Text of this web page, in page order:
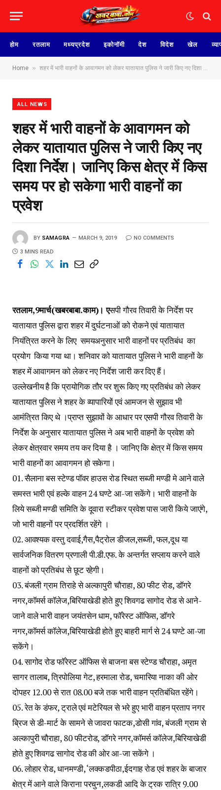
होम रतलाम मध्यप्रदेश इकोनॉमी देश विदेश खेल
Home » शहर में भारी वाहनों के आवागमन को लेकर यातायात पुलिस ने जारी किए नए दिशा निर्देश। जानिए किस क्षेत्र में किस समय पर हो सकेगा भारी वाहनों का प्रवेश
ALL NEWS
शहर में भारी वाहनों के आवागमन को
लेकर यातायात पुलिस ने जारी किए नए
दिशा निर्देश। जानिए किस क्षेत्र में किस
समय पर हो सकेगा भारी वाहनों का
प्रवेश
BY SAMAGRA MARCH 9, 2019 NO COMMENTS
3 MINS READ
रतलाम,9मार्च(खबरबाबा.काम)। एसपी गौरव तिवारी के निर्देश पर
यातायात पुलिस द्वारा शहर में दुर्घटनाओं को रोकने एवं यातायात
नियंत्रित करने के लिए समयअनुसार भारी वाहनों पर प्रतिबंध का
प्रयोग किया गया था। शनिवार को यातायात पुलिस ने भारी वाहनों के
शहर में आवागमन को लेकर नए निर्देश जारी कर दिए हैं।
उल्लेखनीय है कि प्रायोगिक तौर पर शुरू किए गए प्रतिबंध को लेकर
यातायात पुलिस ने शहर के व्यापारियों एवं आमजन से सुझाव भी
आमंत्रित किए थे ।प्राप्त सुझावों के आधार पर एसपी गौरव तिवारी के
निर्देश के अनुसार यातायात पुलिस ने अब भारी वाहनों के प्रवेश को
लेकर क्षेत्रवार समय तय कर दिया है । जानिए कि क्षेत्र में किस समय
भारी वाहनों का आवागमन हो सकेगा।
01. सैलाना बस स्टेण्ड पॉवर हाउस रोड स्थित सब्जी मण्डी मे आने वाले
समस्त भारी एवं हल्के वाहन 24 घण्टे आ-जा सकेंगे। भारी वाहनों के
लिये सब्जी मण्डी समिति के दूवारा स्टीकर प्रवेश पास जारी किये जाएंगे,
जो भारी वाहनों पर प्रदर्शित रहेंगे ।
02. आवश्यक वस्तु दवाई,गैस,पैट्रोल डीजल,सब्जी, फल,दूध या
सार्वजनिक वितरण प्रणाली पी.डी.एफ. के अन्तर्गत सप्लाय करने वाले
वाहनों को प्रतिबंध से छूट रहेगी।
03. बंजली ग्राम तिराहे से अल्कापुरी चौराहा, 80 फीट रोड, डॉगरे
नगर,कॉमर्स कॉलेज,बिरियाखेडी होते हुए शिवगढ सागोद रोड से आने-
जाने वाले भारी वाहन जयंतसेन धाम, फॉरेस्ट ऑफिस, डॉगरे
नगर,कॉमर्स कॉलेज,बिरियाखेडी होते हुए बाहरी मार्ग से 24 घण्टे आ-जा
सकेंगे।
04. सागोद रोड फॉरेस्ट ऑफिस से बाजना बस स्टेण्ड चौराहा, अमृत
सागर तालाब, त्रिपोलिया गेट, हरमाला रोड, चमारिया नाका की ओर
दोपहर 12.00 से रात 08.00 बजे तक भारी वाहन प्रतिबंधित रहेंगे।
05. रेत के डंफर, ट्राले एवं मटेरियल से भरे हुए भारी वाहन प्रताप नगर
ब्रिज से डी-मार्ट के सामने से जावरा फाटक,डोसी गांव, बंजली ग्राम से
अल्कापुरी चौराहा, 80 फीटरोड, डॉगरे नगर,कॉमर्स कॉलेज,बिरियाखेडी
होते हुए शिवगढ सागोद रोड की ओर आ-जा सकेंगे ।
06. लोहार रोड, धानमण्डी, ‘लक्कडपीठा,ईदगाह रोड एवं शहर के बाजार
क्षेत्र में आने वाले किराना परचुन,लकडी आदि के ट्रक रात्रि 9.00